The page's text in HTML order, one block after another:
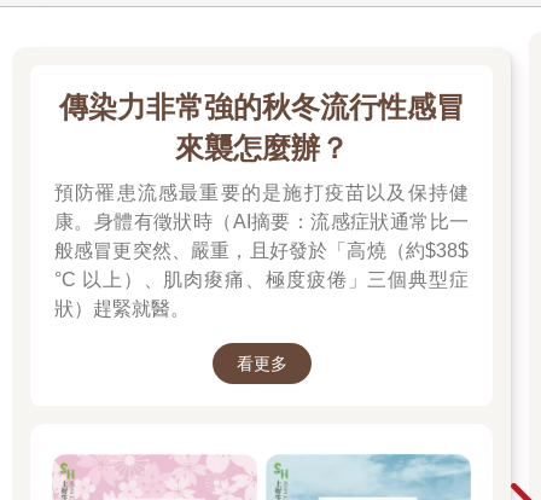
傳染力非常強的秋冬流行性感冒
來襲怎麼辦？
預防罹患流感最重要的是施打疫苗以及保持健
康。身體有徵狀時（AI摘要：流感症狀通常比一
般感冒更突然、嚴重，且好發於「高燒（約$38$
°C 以上）、肌肉痠痛、極度疲倦」三個典型症
狀）趕緊就醫。
看更多